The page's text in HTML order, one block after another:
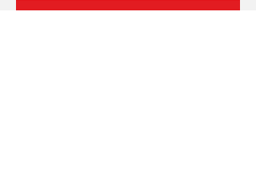
Book Now